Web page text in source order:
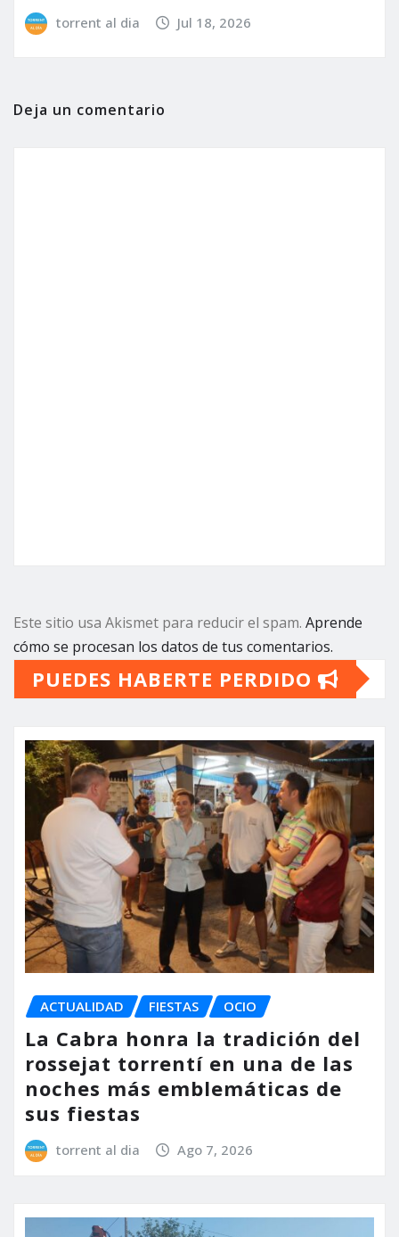
torrent al dia Jul 18, 2026
Deja un comentario
Este sitio usa Akismet para reducir el spam. Aprende
cómo se procesan los datos de tus comentarios.
PUEDES HABERTE PERDIDO
ACTUALIDAD FIESTAS OCIO
La Cabra honra la tradición del
rossejat torrentí en una de las
noches más emblemáticas de
sus fiestas
torrent al dia Ago 7, 2026